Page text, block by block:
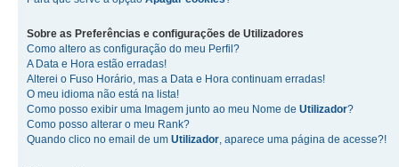
Sobre as Preferências e configurações de Utilizadores
Como altero as configuração do meu Perfil?
A Data e Hora estão erradas!
Alterei o Fuso Horário, mas a Data e Hora continuam erradas!
O meu idioma não está na lista!
Como posso exibir uma Imagem junto ao meu Nome de Utilizador?
Como posso alterar o meu Rank?
Quando clico no email de um Utilizador, aparece uma página de acesse?!